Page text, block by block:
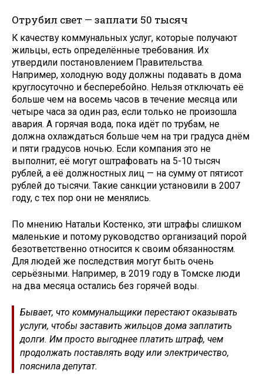
Отрубил свет — заплати 50 тысяч
К качеству коммунальных услуг, которые получают
жильцы, есть определённые требования. Их
утвердили постановлением Правительства.
Например, холодную воду должны подавать в дома
круглосуточно и бесперебойно. Нельзя отключать её
больше чем на восемь часов в течение месяца или
четыре часа за один раз, если только не произошла
авария. А горячая вода, пока идёт по трубам, не
должна охлаждаться больше чем на три градуса днём
и пяти градусов ночью. Если компания это не
выполнит, её могут оштрафовать на 5-10 тысяч
рублей, а её должностных лиц — на сумму от пятисот
рублей до тысячи. Такие санкции установили в 2007
году, с тех пор они не менялись.
По мнению Натальи Костенко, эти штрафы слишком
маленькие и потому руководство организаций порой
безответственно относится к своим обязанностям.
Для людей же последствия могут быть очень
серьёзными. Например, в 2019 году в Томске люди
на два месяца остались без горячей воды.
Бывает, что коммунальщики перестают оказывать
услуги, чтобы заставить жильцов дома заплатить
долги. Им просто выгоднее платить штраф, чем
продолжать поставлять воду или электричество,
пояснила депутат.